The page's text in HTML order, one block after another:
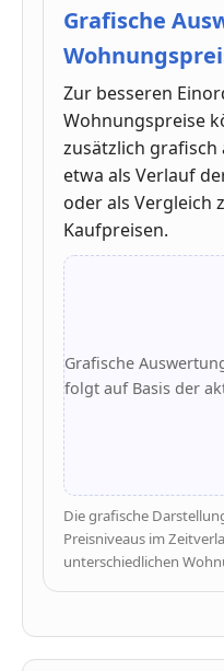
Grafische
Zur besseren
Wohnungspreise
zusätzlich
etwa als Verlauf
oder als Vergleich
Kaufpreisen.
Grafische
folgt auf Basis der
Die grafische
Preisniveaus im
unterschiedlichen